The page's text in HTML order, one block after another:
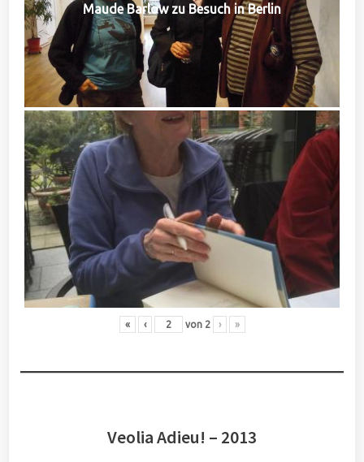
Maude Barlow zu Besuch in Berlin
« ‹ von 2 › »
Veolia Adieu! – 2013